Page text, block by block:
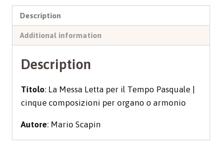
PASQUALE
quantity
Description
Additional information
Description
Titolo: La Messa Letta per il Tempo Pasquale |
cinque composizioni per organo o armonio
Autore: Mario Scapin